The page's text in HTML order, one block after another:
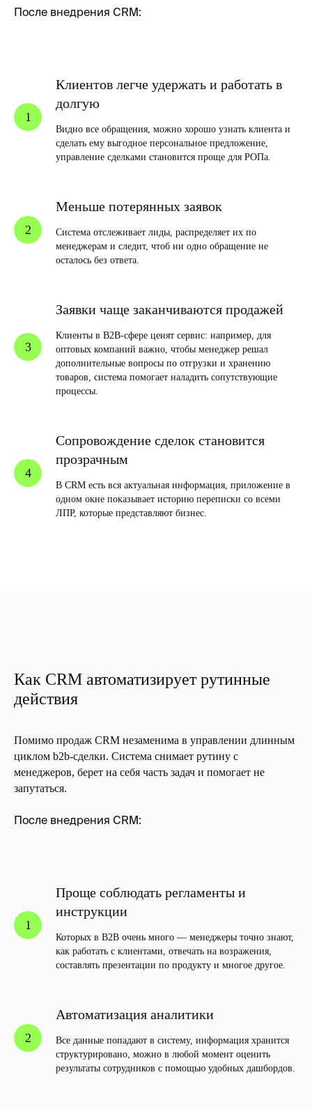
После внедрения CRM:
Клиентов легче удержать и работать в
долгую
Видно все обращения, можно хорошо узнать клиента и
сделать ему выгодное персональное предложение,
управление сделками становится проще для РОПа.
Меньше потерянных заявок
Система отслеживает лиды, распределяет их по
менеджерам и следит, чтоб ни одно обращение не
осталось без ответа.
Заявки чаще заканчиваются продажей
Клиенты в B2B-сфере ценят сервис: например, для
оптовых компаний важно, чтобы менеджер решал
дополнительные вопросы по отгрузки и хранению
товаров, система помогает наладить сопутствующие
процессы.
Сопровождение сделок становится
прозрачным
В CRM есть вся актуальная информация, приложение в
одном окне показывает историю переписки со всеми
ЛПР, которые представляют бизнес.
Как CRM автоматизирует рутинные
действия
Помимо продаж CRM незаменима в управлении длинным
циклом b2b-сделки. Система снимает рутину с
менеджеров, берет на себя часть задач и помогает не
запутаться.
После внедрения CRM:
Проще соблюдать регламенты и
инструкции
Которых в B2B очень много — менеджеры точно знают,
как работать с клиентами, отвечать на возражения,
составлять презентации по продукту и многое другое.
Автоматизация аналитики
Все данные попадают в систему, информация хранится
структурировано, можно в любой момент оценить
результаты сотрудников с помощью удобных дашбордов.